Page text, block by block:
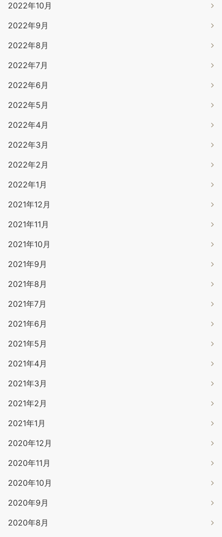
2022年10月
2022年9月
2022年8月
2022年7月
2022年6月
2022年5月
2022年4月
2022年3月
2022年2月
2022年1月
2021年12月
2021年11月
2021年10月
2021年9月
2021年8月
2021年7月
2021年6月
2021年5月
2021年4月
2021年3月
2021年2月
2021年1月
2020年12月
2020年11月
2020年10月
2020年9月
2020年8月